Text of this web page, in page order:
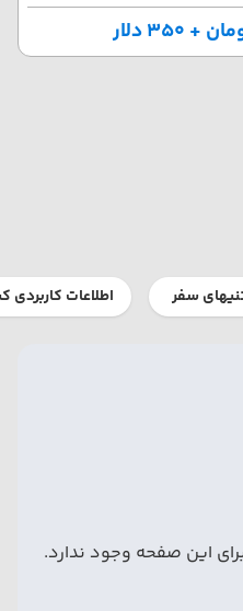
سفر اطلاعات کاربردی
این صفحه وجود ندارد.